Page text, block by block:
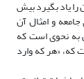
یاد بگیرد بیش
و امثال آن
به نحوی است که
که، «هر که وارد